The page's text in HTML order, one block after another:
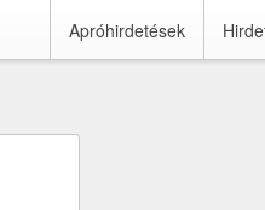
Apróhirdetések